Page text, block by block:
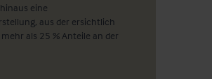
eine
aus der ersichtlich
als 25 % Anteile an der